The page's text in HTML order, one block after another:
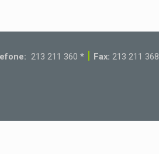
213 211 360 * | Fax: 213 211 368